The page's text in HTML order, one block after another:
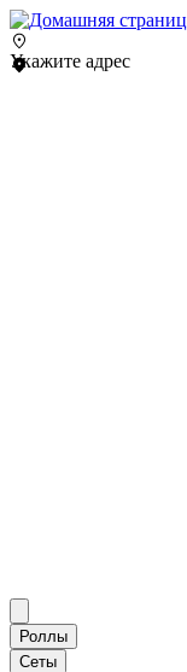
Укажите адрес
Роллы
Сеты